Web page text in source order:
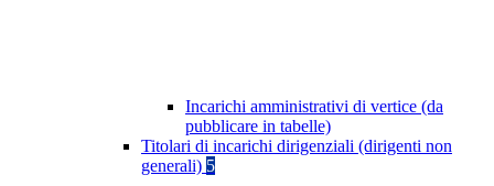
Incarichi amministrativi di vertice (da
pubblicare in tabelle)
Titolari di incarichi dirigenziali (dirigenti non
generali) 5